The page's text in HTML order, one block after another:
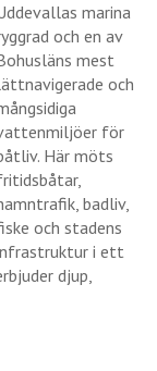
marina
och en av
mest
och
för
Här möts
badliv,
och stadens
i ett
djup,